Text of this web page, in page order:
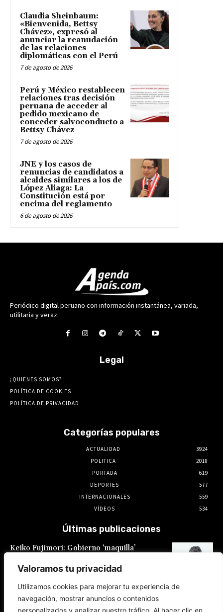
Valoramos tu privacidad
Utilizamos cookies para mejorar tu experiencia de
navegación, mostrar anuncios o contenidos
personalizados y analizar nuestro tráfico. Al hacer clic en
Claudia Sheinbaum:
«Bienvenida, Bettsy
Chávez», expresó al
anunciar la reanudación
de las relaciones
diplomáticas con el Perú
7 de agosto de 2026
Perú y México restablecen
relaciones tras decisión
peruana de acceder al
pedido mexicano de
conceder salvoconducto a
Bettsy Chávez
7 de agosto de 2026
JNE y los casos de
renuncias de candidatos a
alcaldes similares a los de
López Aliaga: La
Constitución está por
encima del reglamento
6 de agosto de 2026
Periódico digital peruano con información instantánea, variada,
utilitaria y veraz.
Legal
¿QUIENES SOMOS?
POLÍTICA DE COOKIES
POLÍTICA DE PRIVACIDAD
Categorías populares
ACTUALIDAD
3924
POLITICA
2018
PORTADA
619
DEPORTES
577
INTERNACIONALES
559
VÍDEOS
534
Últimas publicaciones
Keiko Fujimori: Gobierno ‘maquilla’
fragmentado y feriados reacomodados
Keiko Fujimori es la que buscó al Gobierno